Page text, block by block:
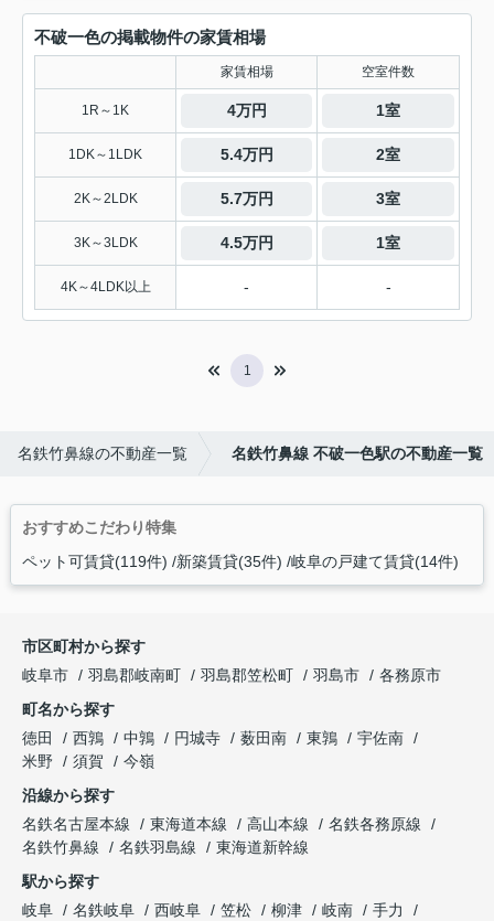
不破一色の掲載物件の家賃相場
家賃相場 空室件数
1R～1K 4万円 1室
1DK～1LDK 5.4万円 2室
2K～2LDK 5.7万円 3室
3K～3LDK 4.5万円 1室
4K～4LDK以上 - -
1
名鉄竹鼻線の不動産一覧 名鉄竹鼻線 不破一色駅の不動産一覧
おすすめこだわり特集
ペット可賃貸(119件) 新築賃貸(35件) 岐阜の戸建て賃貸(14件)
市区町村から探す
岐阜市
羽島郡岐南町 羽島郡笠松町 羽島市
各務原市
町名から探す
徳田
西鶉 中鶉 円城寺 薮田南 東鶉
宇佐南
米野
須賀
今嶺
沿線から探す
名鉄名古屋本線
東海道本線 高山本線
名鉄各務原線
名鉄竹鼻線
名鉄羽島線
東海道新幹線
駅から探す
岐阜
名鉄岐阜 西岐阜 笠松 柳津 岐南
手力